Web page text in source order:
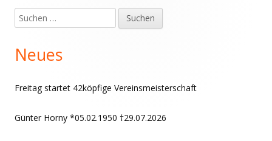
Haupt-
Seitenleiste
Suchen
nach:
Neues
Freitag startet 42köpfige Vereinsmeisterschaft
Günter Horny *05.02.1950 †29.07.2026